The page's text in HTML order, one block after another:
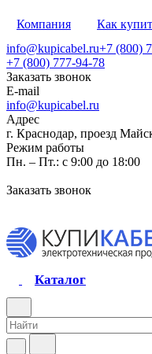
Компания Как
info@kupicabel.ru+7 (800)
+7 (800) 777-94-78
Заказать звонок
E-mail
info@kupicabel.ru
Адрес
г. Краснодар, проезд
Режим работы
Пн. – Пт.: с 9:00 до 18:00
Заказать звонок
Каталог